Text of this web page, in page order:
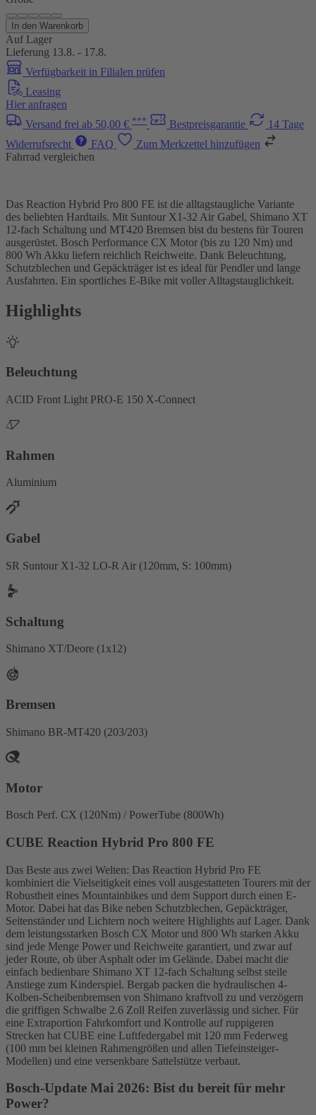
In den Warenkorb
Auf Lager
Lieferung 13.8. - 17.8.
Verfügbarkeit in Filialen prüfen
Leasing
Hier anfragen
Versand frei ab 50,00 € *** Bestpreisgarantie
14 Tage
Widerrufsrecht
FAQ
Zum Merkzettel hinzufügen
Fahrrad vergleichen
Das Reaction Hybrid Pro 800 FE ist die alltagstaugliche Variante
des beliebten Hardtails. Mit Suntour X1-32 Air Gabel, Shimano XT
12-fach Schaltung und MT420 Bremsen bist du bestens für Touren
ausgerüstet. Bosch Performance CX Motor (bis zu 120 Nm) und
800 Wh Akku liefern reichlich Reichweite. Dank Beleuchtung,
Schutzblechen und Gepäckträger ist es ideal für Pendler und lange
Ausfahrten. Ein sportliches E-Bike mit voller Alltagstauglichkeit.
Highlights
Beleuchtung
ACID Front Light PRO-E 150 X-Connect
Rahmen
Aluminium
Gabel
SR Suntour X1-32 LO-R Air (120mm, S: 100mm)
Schaltung
Shimano XT/Deore (1x12)
Bremsen
Shimano BR-MT420 (203/203)
Motor
Bosch Perf. CX (120Nm) / PowerTube (800Wh)
CUBE Reaction Hybrid Pro 800 FE
Das Beste aus zwei Welten: Das Reaction Hybrid Pro FE
kombiniert die Vielseitigkeit eines voll ausgestatteten Tourers mit der
Robustheit eines Mountainbikes und dem Support durch einen E-
Motor. Dabei hat das Bike neben Schutzblechen, Gepäckträger,
Seitenständer und Lichtern noch weitere Highlights auf Lager. Dank
dem leistungsstarken Bosch CX Motor und 800 Wh starken Akku
sind jede Menge Power und Reichweite garantiert, und zwar auf
jeder Route, ob über Asphalt oder im Gelände. Dabei macht die
einfach bedienbare Shimano XT 12-fach Schaltung selbst steile
Anstiege zum Kinderspiel. Bergab packen die hydraulischen 4-
Kolben-Scheibenbremsen von Shimano kraftvoll zu und verzögern
die griffigen Schwalbe 2.6 Zoll Reifen zuverlässig und sicher. Für
eine Extraportion Fahrkomfort und Kontrolle auf ruppigeren
Strecken hat CUBE eine Luftfedergabel mit 120 mm Federweg
(100 mm bei kleinen Rahmengrößen und allen Tiefeinsteiger-
Modellen) und eine versenkbare Sattelstütze verbaut.
Bosch-Update Mai 2026: Bist du bereit für mehr
Power?